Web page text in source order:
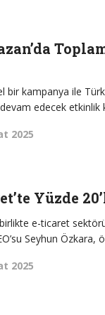
bir kampanya ile
edecek etkinlik
2025
Yüzde
birlikte e-ticaret
Seyhun Özkara,
2025